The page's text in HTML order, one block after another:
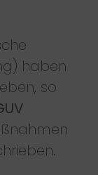
haben
so